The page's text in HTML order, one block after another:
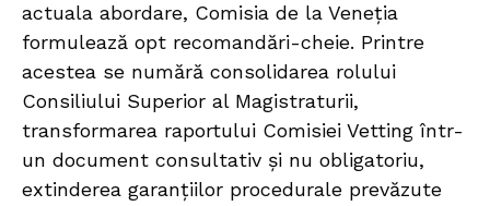
actuala abordare, Comisia de la Veneția
formulează opt recomandări-cheie. Printre
acestea se numără consolidarea rolului
Consiliului Superior al Magistraturii,
transformarea raportului Comisiei Vetting într-
un document consultativ și nu obligatoriu,
extinderea garanțiilor procedurale prevăzute